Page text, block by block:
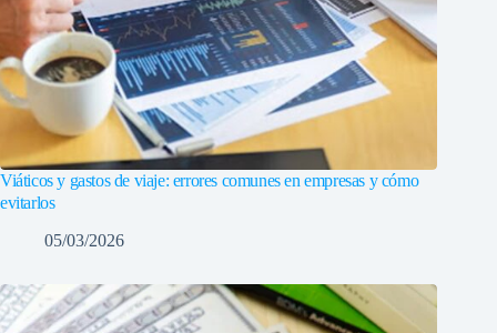
Viáticos y gastos de viaje: errores comunes en empresas y cómo
evitarlos
05/03/2026